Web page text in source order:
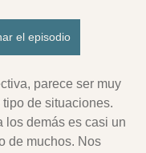
el episodio
parece ser muy
de situaciones.
los demás es casi un
de muchos. Nos